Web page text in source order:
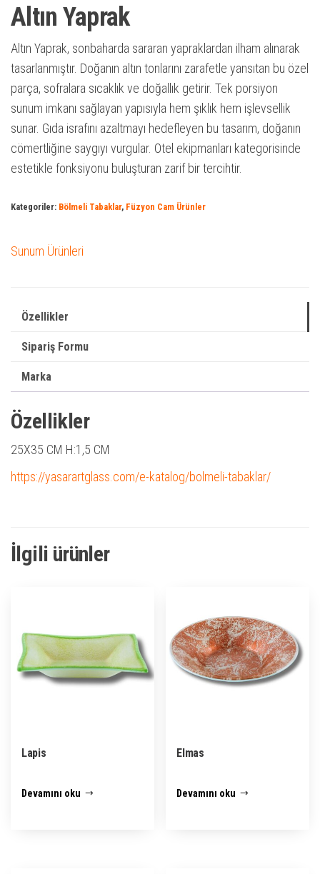
Altın Yaprak
Altın Yaprak, sonbaharda sararan yapraklardan ilham alınarak
tasarlanmıştır. Doğanın altın tonlarını zarafetle yansıtan bu özel
parça, sofralara sıcaklık ve doğallık getirir. Tek porsiyon
sunum imkanı sağlayan yapısıyla hem şıklık hem işlevsellik
sunar. Gıda israfını azaltmayı hedefleyen bu tasarım, doğanın
cömertliğine saygıyı vurgular. Otel ekipmanları kategorisinde
estetikle fonksiyonu buluşturan zarif bir tercihtir.
Kategoriler: Bölmeli Tabaklar, Füzyon Cam Ürünler
Sunum Ürünleri
Özellikler
Sipariş Formu
Marka
Özellikler
25X35 CM H:1,5 CM
https://yasarartglass.com/e-katalog/bolmeli-tabaklar/
İlgili ürünler
Lapis
Devamını oku
Elmas
Devamını oku